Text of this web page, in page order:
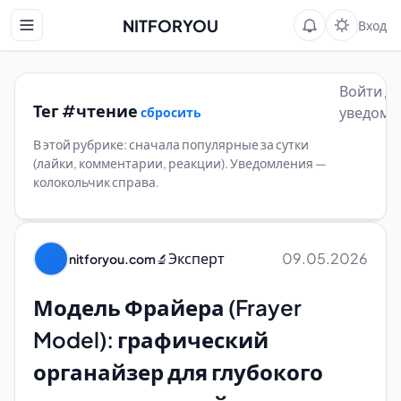
NITFORYOU Вход
Тег #чтение сбросить
В этой рубрике: сначала популярные за сутки
(лайки, комментарии, реакции). Уведомления —
колокольчик справа.
Войти
nitforyou.com🔬Эксперт 09.05.2026
Модель Фрайера (Frayer
Model): графический
органайзер для глубокого